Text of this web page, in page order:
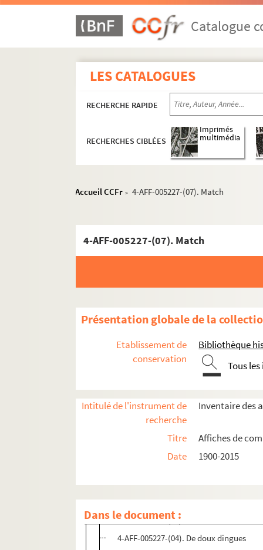
Catalogue
LES CATALOGUES
RECHERCHE RAPIDE
RECHERCHES CIBLÉES
Imprimés
multimédia
Accueil CCFr > 4-AFF-005227-(07). Match
4-AFF-005227-(07). Match
Présentation globale de la
Etablissement de
conservation
Bibliothèque
Tous
Intitulé de l'instrument de
recherche
Inventaire des
Titre
Affiches de
Date
1900-2015
Dans le document :
Festivals itinérants
France-Monde Productions
Galas Bernard Pradier
Galas Karsenty-Herbert
Productions théâtrales Georges Herbert
4-AFF-005227-(01). Un ange passe
4-AFF-005227-(02). Le bal du
4-AFF-005227-(03). La crécelle
4-AFF-005227-(04). De doux dingues